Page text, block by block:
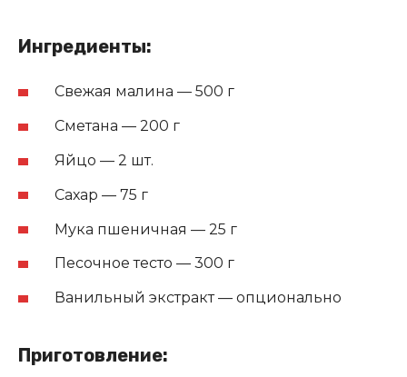
Ингредиенты:
Свежая малина — 500 г
Сметана — 200 г
Яйцо — 2 шт.
Сахар — 75 г
Мука пшеничная — 25 г
Песочное тесто — 300 г
Ванильный экстракт — опционально
Приготовление: